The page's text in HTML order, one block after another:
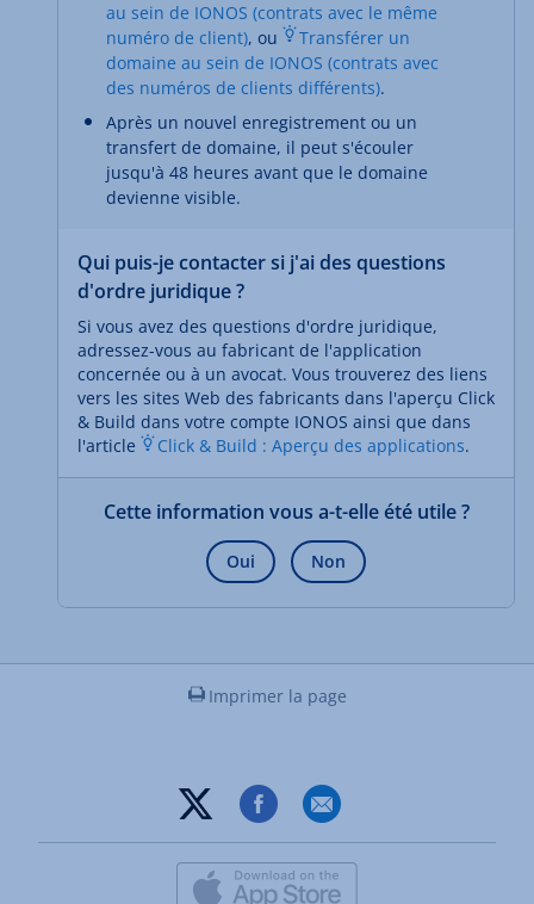
au sein de IONOS (contrats avec le même
numéro de client), ou
Transférer un
domaine au sein de IONOS (contrats avec
des numéros de clients différents).
Après un nouvel enregistrement ou un
transfert de domaine, il peut s'écouler
jusqu'à 48 heures avant que le domaine
devienne visible.
Qui puis-je contacter si j'ai des questions
d'ordre juridique ?
Si vous avez des questions d'ordre juridique,
adressez-vous au fabricant de l'application
concernée ou à un avocat. Vous trouverez des liens
vers les sites Web des fabricants dans l'aperçu Click
& Build dans votre compte IONOS ainsi que dans
l'article
Click & Build : Aperçu des applications.
Cette information vous a-t-elle été utile ?
Oui Non
Imprimer la page